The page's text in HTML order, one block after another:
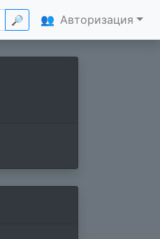
🔎 👥 Авторизация